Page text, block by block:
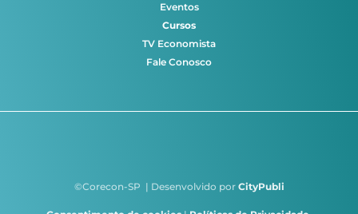
Eventos
Cursos
TV Economista
Fale Conosco
©Corecon-SP | Desenvolvido por CityPubli